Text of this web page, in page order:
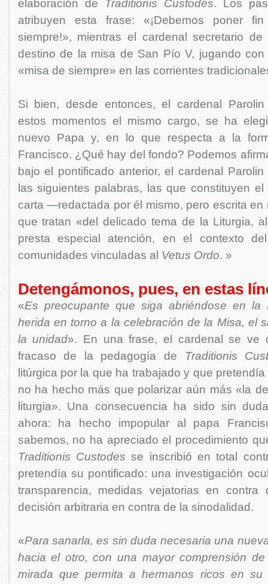
elaboración de
Traditionis Custodes. Los
atribuyen esta frase: «¡Debemos poner
siempre!», mientras el cardenal secretario
destino de la misa de San Pío V, jugando
«misa de siempre» en las corrientes
Si bien, desde entonces, el cardenal
estos momentos el mismo cargo, se ha
nuevo Papa y, en lo que respecta a la
Francisco. ¿Qué hay del fondo? Podemos
bajo el pontificado anterior, el cardenal
las siguientes palabras, las que constituyen
carta —redactada por él mismo, pero escrita
que tratan «del delicado tema de la Liturgia,
presta especial atención, en el contexto
comunidades vinculadas al Vetus Ordo. »
Detengámonos, pues, en estas
«Es preocupante que siga abriéndose en la
herida en torno a la celebración de la Misa, el
la unidad». En una frase, el cardenal se ve
fracaso de la pedagogía de
Traditionis
litúrgica por la que ha trabajado y que
no ha hecho más que polarizar aún más «la
liturgia». Una consecuencia ha sido sin
ahora: ha hecho impopular al papa
sabemos, no ha apreciado el procedimiento
Traditionis Custodes se inscribió en total
pretendía su pontificado: una investigación
transparencia, medidas vejatorias en
decisión arbitraria en contra de la sinodalidad.
«Para sanarla, es sin duda necesaria una
hacia el otro, con una mayor comprensión
mirada que permita a hermanos ricos en su